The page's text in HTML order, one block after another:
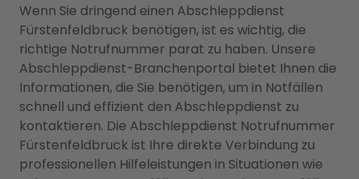
Wenn Sie dringend einen Abschleppdienst
Fürstenfeldbruck benötigen, ist es wichtig, die
richtige Notrufnummer parat zu haben. Unsere
Abschleppdienst-Branchenportal bietet Ihnen die
Informationen, die Sie benötigen, um in Notfällen
schnell und effizient den Abschleppdienst zu
kontaktieren. Die Abschleppdienst Notrufnummer
Fürstenfeldbruck ist Ihre direkte Verbindung zu
professionellen Hilfeleistungen in Situationen wie